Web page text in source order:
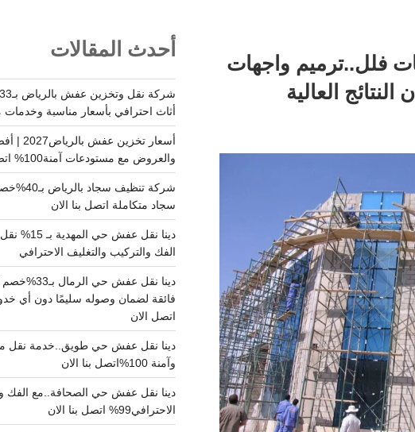
فلل..ترميم واجهات
النتائج العالية
أحدث المقالات
أثاث احترافي بأسعار مناسبة وخدمات
أسعار
والعروض مع مستودعات آمنة100% اتصل الان
شركة تنظيف
سجاد متكاملة اتصل بنا الان
دينا نقل عفش
الفك والتركيب والتغليف الاحترافي
دينا نقل عفش حي
فائقة لضمان وصوله سليمًا دون أي
اتصل الان
دينا نقل عفش حي طويق..خدمة نقل
وآمنة 100%اتصل بنا الان
دينا نقل عفش حي الصحافة..مع الفك
الاحترافي99% اتصل بنا الان